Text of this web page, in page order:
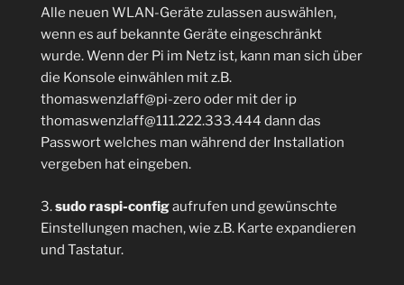
Alle neuen WLAN-Geräte zulassen auswählen,
wenn es auf bekannte Geräte eingeschränkt
wurde. Wenn der Pi im Netz ist, kann man sich über
die Konsole einwählen mit z.B.
thomaswenzlaff@pi-zero oder mit der ip
thomaswenzlaff@111.222.333.444 dann das
Passwort welches man während der Installation
vergeben hat eingeben.
3.sudo raspi-configaufrufen und gewünschte
Einstellungen machen, wie z.B. Karte expandieren
und Tastatur.